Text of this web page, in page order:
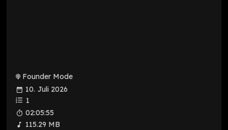
Founder Mode
10. Juli 2026
1
02:05:55
115.29 MB